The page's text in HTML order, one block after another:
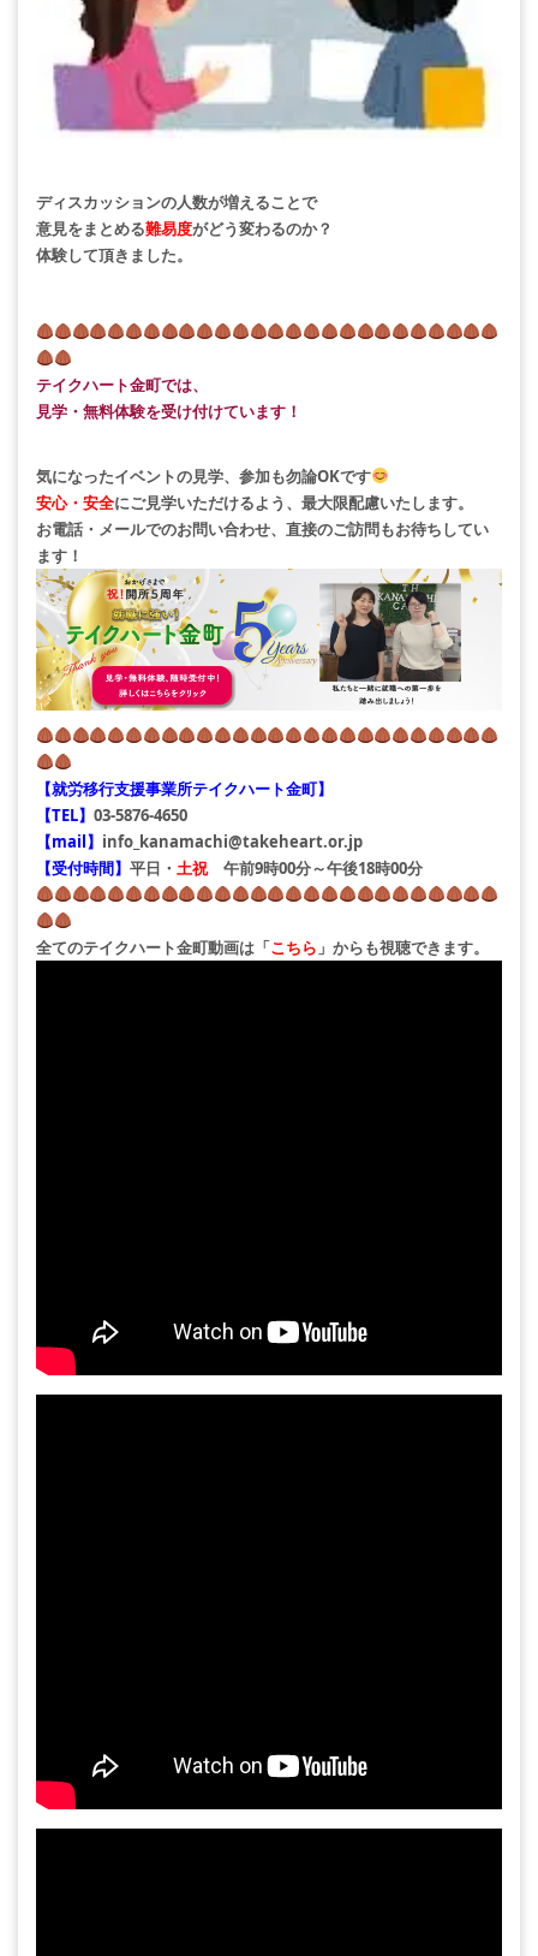
ディスカッションの人数が増えることで
意見をまとめる難易度がどう変わるのか？
体験して頂きました。
テイクハート金町では、
見学・無料体験を受け付けています！
気になったイベントの見学、参加も勿論OKです
安心・安全にご見学いただけるよう、最大限配慮いたします。
お電話・メールでのお問い合わせ、直接のご訪問もお待ちしてい
ます！
【就労移行支援事業所テイクハート金町】
【TEL】 03-5876-4650
【mail】 info_kanamachi@takeheart.or.jp
【受付時間】 平日・ 土祝午前9時00分～午後18時00分
全てのテイクハート金町動画は「こちら 」からも視聴できます。